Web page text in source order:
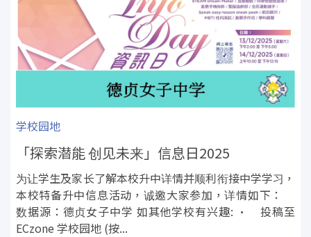
学校园地
「探索潜能 创见未来」信息日2025
为让学生及家长了解本校升中详情并顺利衔接中学学习，
本校特备升中信息活动，诚邀大家参加，详情如下：
数据源：德贞女子中学 如其他学校有兴趣: • 投稿至
ECzone 学校园地 (按...